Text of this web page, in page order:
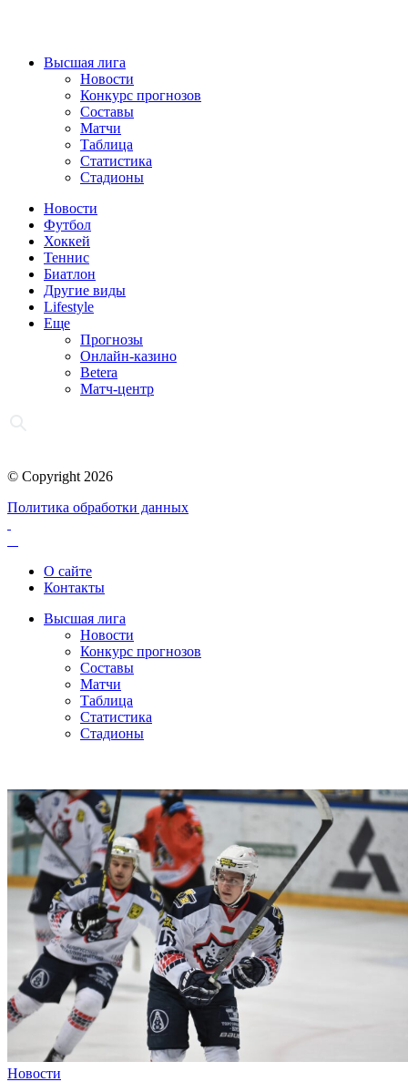
Высшая лига
Новости
Конкурс прогнозов
Составы
Матчи
Таблица
Статистика
Стадионы
Новости
Футбол
Хоккей
Теннис
Биатлон
Другие виды
Lifestyle
Еще
Прогнозы
Онлайн-казино
Betera
Матч-центр
© Copyright 2026
Политика обработки данных
О сайте
Контакты
Высшая лига
Новости
Конкурс прогнозов
Составы
Матчи
Таблица
Статистика
Стадионы
Новости